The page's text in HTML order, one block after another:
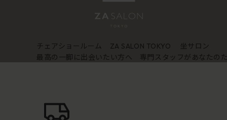
チェアショールーム ZA SALON TOKYO
坐サロン
最高の一脚に出会いたい方へ 専門スタッフがあなたの